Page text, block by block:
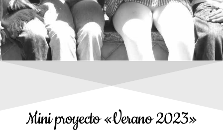
Mini proyecto «Verano 2023»